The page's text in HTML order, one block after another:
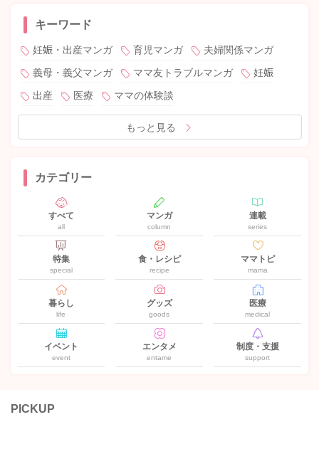
キーワード
妊娠・出産マンガ 育児マンガ
夫婦関係マンガ
義母・義父マンガ
ママ友トラブルマンガ
妊娠
出産
医療 ママの体験談
もっと見る
カテゴリー
すべて
all
マンガ
column
連載
series
特集
special
食・レシピ
recipe
ママトピ
mama
暮らし
life
グッズ
goods
医療
medical
イベント
event
エンタメ
entame
制度・支援
support
PICKUP